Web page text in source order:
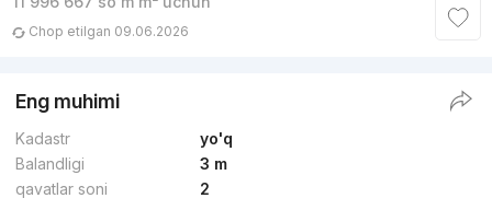
Chop etilgan 09.06.2026
Eng muhimi
Kadastr
yo'q
Balandligi
3 m
qavatlar soni
2